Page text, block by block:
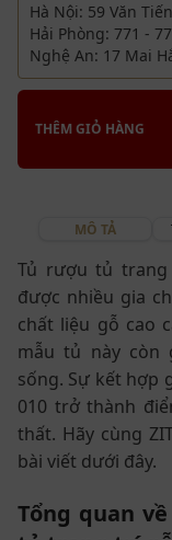
Hà Nội: 59 Văn
Hải Phòng: 771 -
Nghệ An: 17 Mai
THÊM GIỎ HÀNG
MÔ TẢ
Tủ rượu tủ trang
được nhiều gia
chất liệu gỗ cao
mẫu tủ này còn
sống. Sự kết hợp
010 trở thành
thất. Hãy cùng
bài viết dưới đây.
Tổng quan